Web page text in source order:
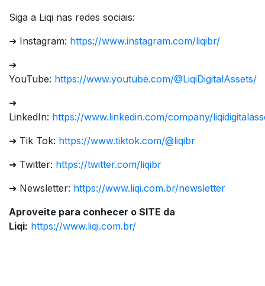
Siga a Liqi nas redes sociais:
➜ Instagram: https://www.instagram.com/liqibr/
➜
YouTube: https://www.youtube.com/@LiqiDigitalAssets/
➜
LinkedIn: https://www.linkedin.com/company/
➜ Tik Tok: https://www.tiktok.com/@liqibr
➜ Twitter: https://twitter.com/liqibr
➜ Newsletter: https://www.liqi.com.br/newsletter
Aproveite para conhecer o SITE da
Liqi: https://www.liqi.com.br/